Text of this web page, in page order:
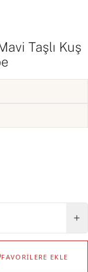
Taşlı Kuş
FAVORİLERE EKLE